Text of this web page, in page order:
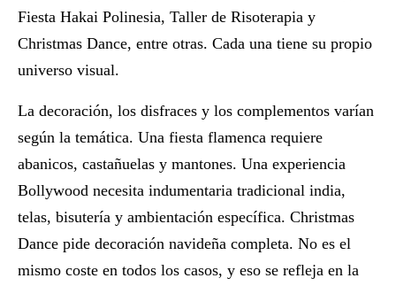
Fiesta Hakai Polinesia, Taller de Risoterapia y
Christmas Dance, entre otras. Cada una tiene su propio
universo visual.
La decoración, los disfraces y los complementos varían
según la temática. Una fiesta flamenca requiere
abanicos, castañuelas y mantones. Una experiencia
Bollywood necesita indumentaria tradicional india,
telas, bisutería y ambientación específica. Christmas
Dance pide decoración navideña completa. No es el
mismo coste en todos los casos, y eso se refleja en la